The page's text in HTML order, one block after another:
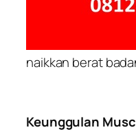
naikkan berat
Keunggulan